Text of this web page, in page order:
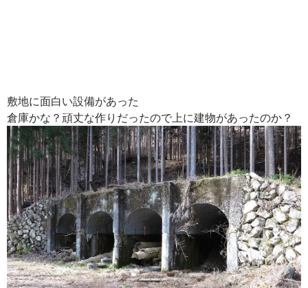
敷地に面白い設備があった
倉庫かな？頑丈な作りだったので上に建物があったのか？